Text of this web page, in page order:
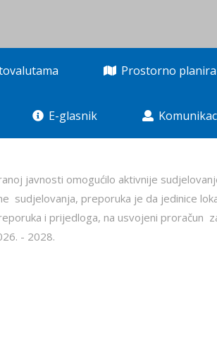
Prostorno
E-glasnik
javnosti omogućilo aktivnije
sudjelovanja, preporuka je da jedinice
i prijedloga, na usvojeni proračun
- 2028.